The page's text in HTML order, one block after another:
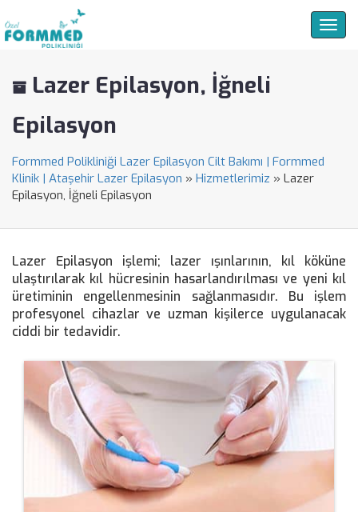
Lazer Epilasyon, İğneli
Epilasyon
Formmed Polikliniği Lazer Epilasyon Cilt Bakımı | Formmed
Klinik | Ataşehir Lazer Epilasyon » Hizmetlerimiz » Lazer
Epilasyon, İğneli Epilasyon
Lazer Epilasyon işlemi; lazer ışınlarının, kıl köküne
ulaştırılarak kıl hücresinin hasarlandırılması ve yeni kıl
üretiminin engellenmesinin sağlanmasıdır. Bu işlem
profesyonel cihazlar ve uzman kişilerce uygulanacak
ciddi bir tedavidir.